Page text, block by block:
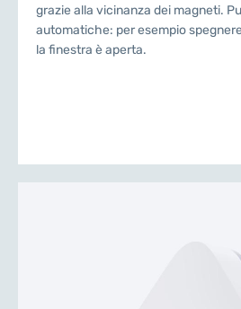
grazie alla vicinanza dei magneti.
automatiche: per esempio
la finestra è aperta.